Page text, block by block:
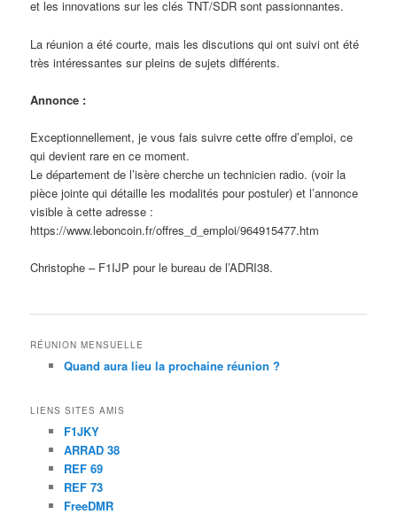
et les innovations sur les clés TNT/SDR sont passionnantes.
La réunion a été courte, mais les discutions qui ont suivi ont été
très intéressantes sur pleins de sujets différents.
Annonce :
Exceptionnellement, je vous fais suivre cette offre d’emploi, ce
qui devient rare en ce moment.
Le département de l’isère cherche un technicien radio. (voir la
pièce jointe qui détaille les modalités pour postuler) et l’annonce
visible à cette adresse :
https://www.leboncoin.fr/offres_d_emploi/964915477.htm
Christophe – F1IJP pour le bureau de l’ADRI38.
RÉUNION MENSUELLE
Quand aura lieu la prochaine réunion ?
LIENS SITES AMIS
F1JKY
ARRAD 38
REF 69
REF 73
FreeDMR